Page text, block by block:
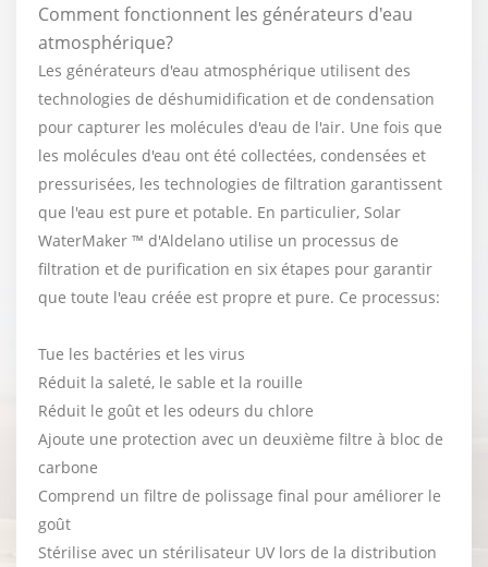
Comment fonctionnent les générateurs d'eau
atmosphérique?
Les générateurs d'eau atmosphérique utilisent des
technologies de déshumidification et de condensation
pour capturer les molécules d'eau de l'air. Une fois que
les molécules d'eau ont été collectées, condensées et
pressurisées, les technologies de filtration garantissent
que l'eau est pure et potable. En particulier, Solar
WaterMaker ™ d'Aldelano utilise un processus de
filtration et de purification en six étapes pour garantir
que toute l'eau créée est propre et pure. Ce processus:
Tue les bactéries et les virus
Réduit la saleté, le sable et la rouille
Réduit le goût et les odeurs du chlore
Ajoute une protection avec un deuxième filtre à bloc de
carbone
Comprend un filtre de polissage final pour améliorer le
goût
Stérilise avec un stérilisateur UV lors de la distribution